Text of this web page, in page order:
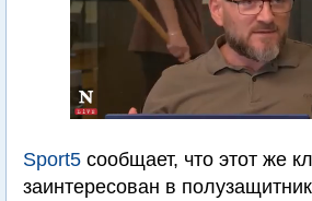
Sport5 сообщает, что этот же
заинтересован в